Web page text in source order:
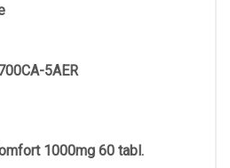
5AER
1000mg 60 tabl.